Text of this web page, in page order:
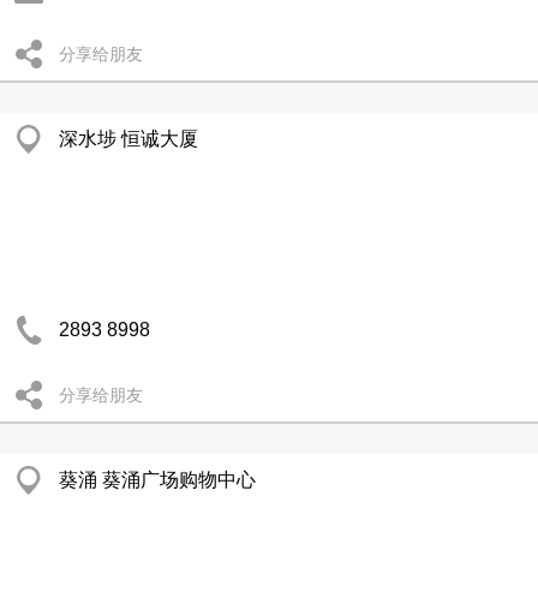
分享给朋友
深水埗 恒诚大厦
2893 8998
分享给朋友
葵涌 葵涌广场购物中心